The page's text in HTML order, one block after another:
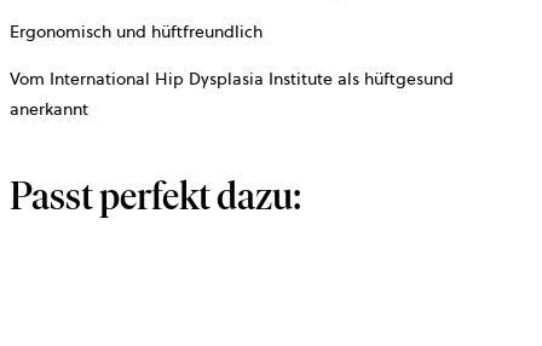
Ergonomisch und hüftfreundlich
Vom International Hip Dysplasia Institute als hüftgesund
anerkannt
Passt perfekt dazu: